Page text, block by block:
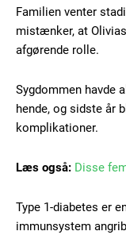
Familien venter
mistænker, at
afgørende rolle.
Sygdommen havde
hende, og sidste år
komplikationer.
Læs også: Disse
Type 1-diabetes er
immunsystem